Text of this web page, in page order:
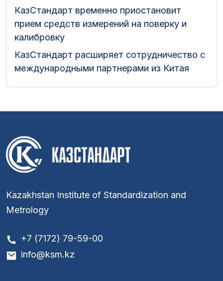
КазСтандарт временно приостановит
прием средств измерений на поверку и
калибровку
КазСтандарт расширяет сотрудничество с
международными партнерами из Китая
Kazakhstan Institute of Standardization and
Metrology
+7 (7172) 79-59-00
info@ksm.kz